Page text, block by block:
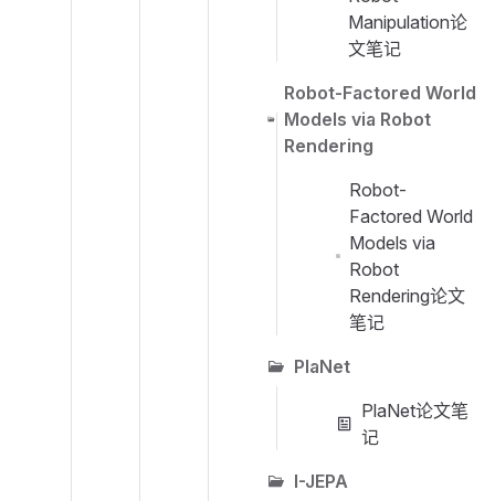
Manipulation论
文笔记
Robot-Factored World
Models via Robot
Rendering
Robot-
Factored World
Models via
Robot
Rendering论文
笔记
PlaNet
PlaNet论文笔
记
I-JEPA